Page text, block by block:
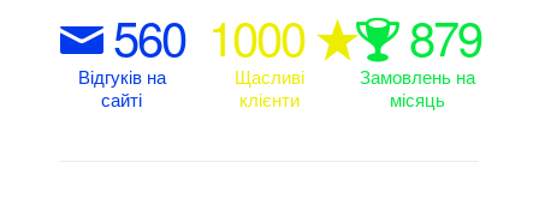
560
Відгуків на
сайті
1000
Щасливі
клієнти
879
Замовлень на
місяць